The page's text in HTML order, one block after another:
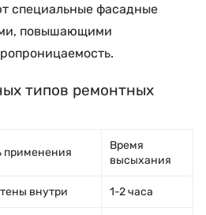
специальные фасадные
повышающими
типов ремонтных
применения
Время
высыхания
внутри 1-2 часа